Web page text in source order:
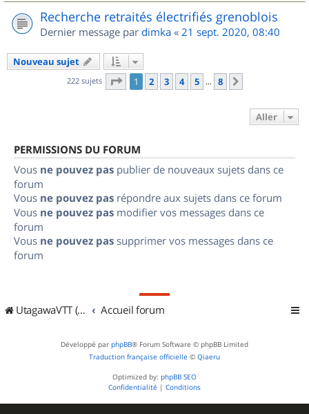
Recherche retraités électrifiés grenoblois
Dernier message par dimka « 21 sept. 2020, 08:40
Nouveau sujet
222 sujets Page 1sur
1 2 3 4 5 … 8
Aller
PERMISSIONS DU FORUM
Vous ne pouvez pas publier de nouveaux sujets dans ce
forum
Vous ne pouvez pas répondre aux sujets dans ce forum
Vous ne pouvez pas modifier vos messages dans ce
forum
Vous ne pouvez pas supprimer vos messages dans ce
forum
UtagawaVTT (Randos VTT et VTTAE avec traces GPS) Accueil forum
Développé par phpBB® Forum Software © phpBB Limited
Traduction française officielle © Qiaeru
Optimized by: phpBB SEO
Confidentialité | Conditions